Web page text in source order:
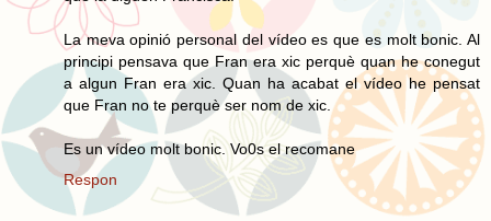
La meva opinió personal del vídeo es que es molt bonic. Al
principi pensava que Fran era xic perquè quan he conegut
a algun Fran era xic. Quan ha acabat el vídeo he pensat
que Fran no te perquè ser nom de xic.
Es un vídeo molt bonic. Vo0s el recomane
Respon